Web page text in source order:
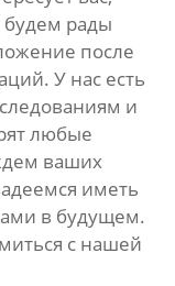
будем рады
после
У нас есть
и
любые
ваших
иметь
в будущем.
с нашей